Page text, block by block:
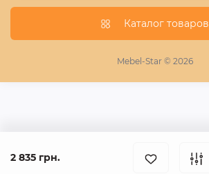
2 835 грн.
Кухни
Условия поставки мебели
Фотопечать для шкафа купе
Замер кухонь
Контакты
Каталог товаров
Mebel-Star © 2026